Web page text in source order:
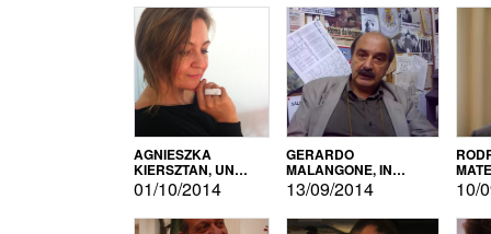
AGNIESZKA
KIERSZTAN, UN
MODELLO DI
AUTOPRODUZIONE
01/10/2014
GERARDO
MALANGONE, IN
GIURIA PER IL
CONCORSO
LETTERARIO
13/09/2014 10/